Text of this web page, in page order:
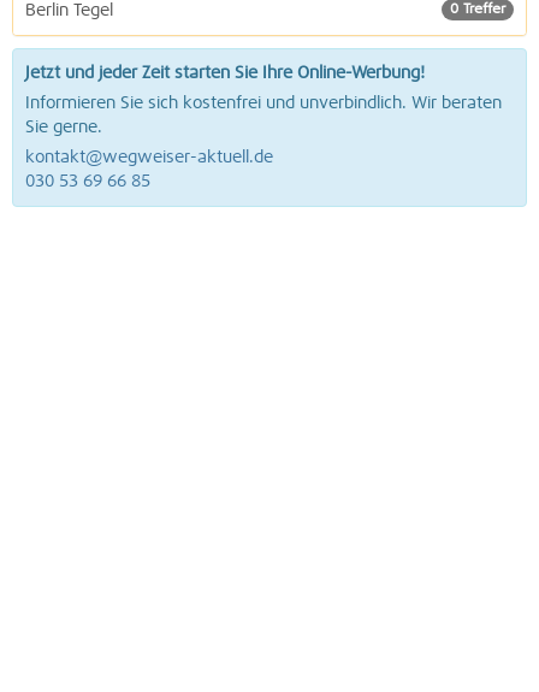
0 Treffer
Berlin Tegel
Jetzt und jeder Zeit starten Sie Ihre Online-Werbung!
Informieren Sie sich kostenfrei und unverbindlich. Wir beraten
Sie gerne.
kontakt@wegweiser-aktuell.de
030 53 69 66 85